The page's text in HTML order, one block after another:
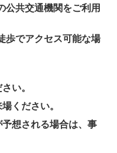
公共交通機関をご利用
歩でアクセス可能な場
い。
ください。
想される場合は、事